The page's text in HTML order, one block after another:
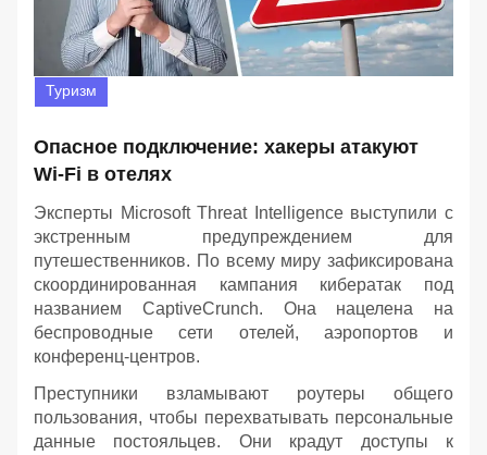
Туризм
Опасное подключение: хакеры атакуют
Wi-Fi в отелях
Эксперты Microsoft Threat Intelligence выступили с
экстренным предупреждением для
путешественников. По всему миру зафиксирована
скоординированная кампания кибератак под
названием CaptiveCrunch. Она нацелена на
беспроводные сети отелей, аэропортов и
конференц-центров.
Преступники взламывают роутеры общего
пользования, чтобы перехватывать персональные
данные постояльцев. Они крадут доступы к